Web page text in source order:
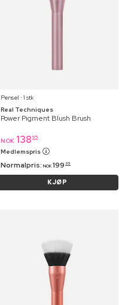
Pensel ⋅ 1 stk
Real Techniques
Power Pigment Blush Brush
NOK 138 95
Medlemspris
Normalpris: NOK 199 95
KJØP